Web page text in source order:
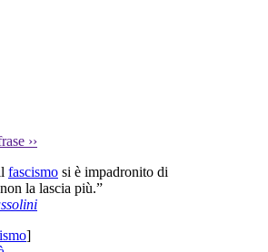
››
fascismo si è impadronito di
la lascia più.”
]